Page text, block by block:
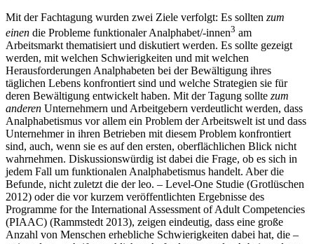
Mit der Fachtagung wurden zwei Ziele verfolgt: Es sollten zum
einen die Probleme funktionaler Analphabet/-innen3 am
Arbeitsmarkt thematisiert und diskutiert werden. Es sollte gezeigt
werden, mit welchen Schwierigkeiten und mit welchen
Herausforderungen Analphabeten bei der Bewältigung ihres
täglichen Lebens konfrontiert sind und welche Strategien sie für
deren Bewältigung entwickelt haben. Mit der Tagung sollte zum
anderen Unternehmern und Arbeitgebern verdeutlicht werden, dass
Analphabetismus vor allem ein Problem der Arbeitswelt ist und dass
Unternehmer in ihren Betrieben mit diesem Problem konfrontiert
sind, auch, wenn sie es auf den ersten, oberflächlichen Blick nicht
wahrnehmen. Diskussionswürdig ist dabei die Frage, ob es sich in
jedem Fall um funktionalen Analphabetismus handelt. Aber die
Befunde, nicht zuletzt die der leo. – Level-One Studie (Grotlüschen
2012) oder die vor kurzem veröffentlichten Ergebnisse des
Programme for the International Assessment of Adult Competencies
(PIAAC) (Rammstedt 2013), zeigen eindeutig, dass eine große
Anzahl von Menschen erhebliche Schwierigkeiten dabei hat, die –